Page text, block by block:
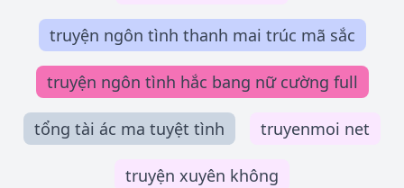
truyện ngôn tình thanh mai trúc mã sắc
truyện ngôn tình hắc bang nữ cường full
tổng tài ác ma tuyệt tình truyenmoi net
truyện xuyên không